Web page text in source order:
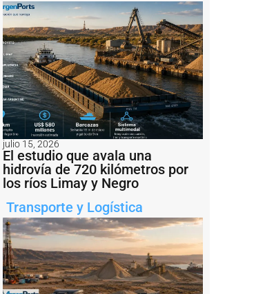
julio 15, 2026
El estudio que avala una
hidrovía de 720 kilómetros por
los ríos Limay y Negro
Transporte y Logística